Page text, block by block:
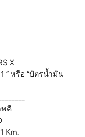
X
” หรือ “บัตรน้ำมัน
พดี
Km.